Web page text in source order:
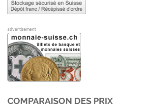
advertisement
COMPARAISON DES PRIX